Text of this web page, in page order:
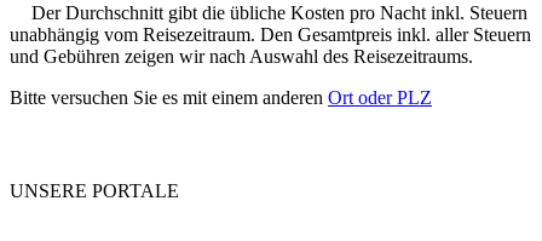
Der Durchschnitt gibt die übliche Kosten pro Nacht inkl. Steuern
unabhängig vom Reisezeitraum. Den Gesamtpreis inkl. aller Steuern
und Gebühren zeigen wir nach Auswahl des Reisezeitraums.
Bitte versuchen Sie es mit einem anderen Ort oder PLZ
UNSERE PORTALE